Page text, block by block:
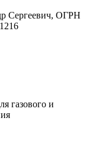
Сергеевич, ОГРН
газового и